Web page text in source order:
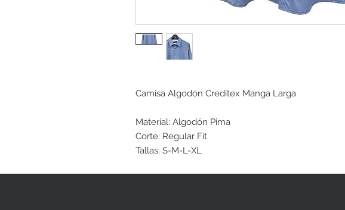
Camisa Algodón Creditex Manga Larga
Material: Algodón Pima
Corte: Regular Fit
Tallas: S-M-L-XL